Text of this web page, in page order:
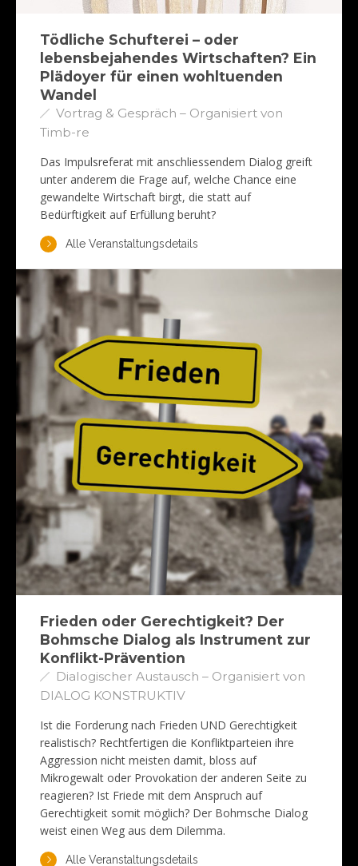
Tödliche Schufterei – oder
lebensbejahendes Wirtschaften? Ein
Plädoyer für einen wohltuenden
Wandel
Vortrag & Gespräch – Organisiert von
Timb-re
Das Impulsreferat mit anschliessendem Dialog greift
unter anderem die Frage auf, welche Chance eine
gewandelte Wirtschaft birgt, die statt auf
Bedürftigkeit auf Erfüllung beruht?
Alle Veranstaltungsdetails
Frieden oder Gerechtigkeit? Der
Bohmsche Dialog als Instrument zur
Konflikt-Prävention
Dialogischer Austausch – Organisiert von
DIALOG KONSTRUKTIV
Ist die Forderung nach Frieden UND Gerechtigkeit
realistisch? Rechtfertigen die Konfliktparteien ihre
Aggression nicht meisten damit, bloss auf
Mikrogewalt oder Provokation der anderen Seite zu
reagieren? Ist Friede mit dem Anspruch auf
Gerechtigkeit somit möglich? Der Bohmsche Dialog
weist einen Weg aus dem Dilemma.
Alle Veranstaltungsdetails